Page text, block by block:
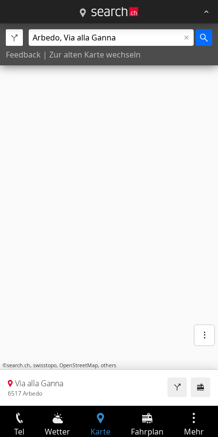
Feedback | Zur alten Karte wechseln
©search.ch, swisstopo, OpenStreetMap, others
Via alla Ganna
6517 Arbedo
Tel Wetter Karte Fahrplan Mehr